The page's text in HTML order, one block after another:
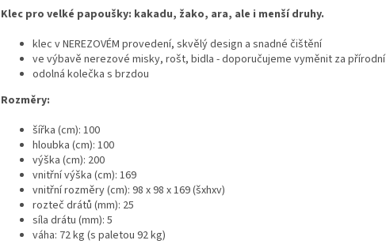
Klec pro velké papoušky: kakadu, žako, ara, ale i menší druhy.
klec v NEREZOVÉM provedení, skvělý design a snadné čištění
ve výbavě nerezové misky, rošt, bidla - doporučujeme vyměnit za přírodní
odolná kolečka s brzdou
Rozměry:
šířka (cm): 100
hloubka (cm): 100
výška (cm): 200
vnitřní výška (cm): 169
vnitřní rozměry (cm): 98 x 98 x 169 (šxhxv)
rozteč drátů (mm): 25
síla drátu (mm): 5
váha: 72 kg (s paletou 92 kg)